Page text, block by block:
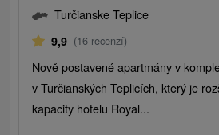
Turčianske Teplice
9,9 (16 recenzí)
Nově postavené apartmány v
v Turčianských Teplicích, který je
kapacity hotelu Royal...